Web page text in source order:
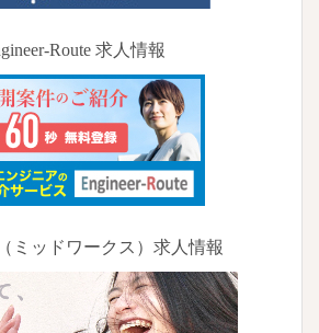
Route 求人情報
ミッドワークス）求人情報